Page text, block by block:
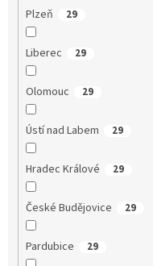
Plzeň 29
Liberec 29
Olomouc 29
Ústí nad Labem 29
Hradec Králové 29
České Budějovice 29
Pardubice 29